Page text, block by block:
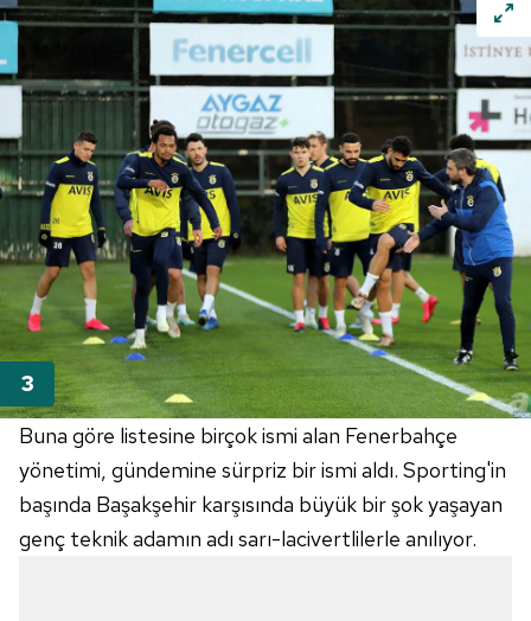
Buna göre listesine birçok ismi alan Fenerbahçe
yönetimi, gündemine sürpriz bir ismi aldı. Sporting'in
başında Başakşehir karşısında büyük bir şok yaşayan
genç teknik adamın adı sarı-lacivertlilerle anılıyor.